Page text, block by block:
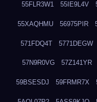
55FLR3W1 55IE9L4V
55XAQHMU 56975PIR
571FDQ4T 5771DEGW
57N9R0VG 57Z141YR
59BSESDJ 59FRMR7X